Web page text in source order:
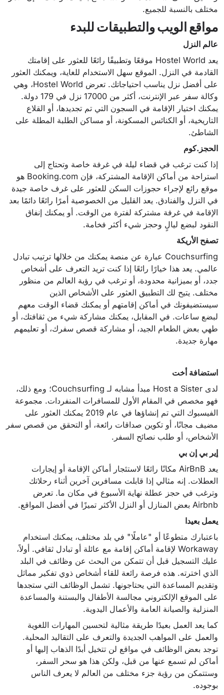
مختلف بالنسبة للجميع.
مواقع الويب والتطبيقات للبدء
عالم النزل
يعد Hostel World موقعًا وتطبيقًا رائعًا للعثور على إقامتك
القادمة في النزل. الموقع سهل الاستخدام للغاية، ويمكنك العثور
على أفضل نزل يناسب احتياجاتك. تعرض Hostel World، وهي
وكالة سفر عبر الإنترنت، أكثر من 17000 نزل في 179 دولة.
يمكنك اختيار الإقامة في السجون التي تم تجديدها، أو القلاع
التاريخية، أو الكنائس المسكونة، أو مساكن الطلبة المطلة على
الشاطئ.
الحجز.كوم
إذا كنت ترغب في قضاء ليلة في غرفة خاصة وتحتاج إلى
استراحة من أماكن الإقامة المشتركة، فإن Booking.com هو
موقع رائع لإجراء حجوزات السكن للعثور على غرف خاصة جيدة
في النزل والفنادق. يعد القليل من الخصوصية أمرًا رائعًا دائمًا بعد
الإقامة في غرفة مشتركة لفترة من الوقت. أو يمكنك إنفاق
النقود لبضع ليالٍ وحجز شيء أكثر فخامة.
تصفح الأريكة
Couchsurfing عبارة عن منصة يمكنك من خلالها ترتيب تبادل
عالمي. يعد هذا خيارًا رائعًا إذا كنت تريد التعرف على أشخاص
جدد، أو بميزانية محدودة، أو ترغب في رؤية العالم من منظور
مختلف. يتيح لك التطبيق العثور على الأشخاص الذين
سيستضيفونك في أماكن إقامتهم أو يمكنك قضاء الوقت معهم
لبضع ساعات. في المقابل، يمكنك مشاركة شيء من ثقافتك، أو
طهي بعض الطعام الجيد، أو مشاركة قصص سفرك، أو تعليمهم
مهارة جديدة.
استضافة أخت
لدى Host a Sister مبدأ مشابه لـ Couchsurfing؛ ومع ذلك،
فهو مخصص في المقام الأول للمسافرات المنفردات. مجموعة
الفيسبوك التي تم إنشاؤها في عام 2019 يمكنك العثور على
مضيف مجانًا، أو تكوين صداقات رائعة، أو التحقق من قصص سفر
الأشخاص، أو طلب نصائح السفر.
إير بي إن بي
يعد AirBnB مكانًا رائعًا لاستئجار أماكن الإقامة أو إيجارات
العطلات. إنه مثالي إذا قابلت مسافرين آخرين أثناء رحلاتك
وترغب في حجز عطلة نهاية الأسبوع في مكان ما. تعرض
Airbnb بعض المنازل أو النزل الأكثر تميزًا في أفضل المواقع.
يعمل بعيدا
باعتبارك متطوعًا أو "عاملًا" في بلد مختلف، يمكنك استخدام
Workaway لإقامة أماكن إقامة مع عائلة أو تبادل ثقافي. أولاً،
عليك التسجيل قبل أن تتمكن من البحث عن وظائف في البلد
الذي اخترته. هذه فرصة رائعة للقاء أشخاص ذوي تفكير مماثل
وتقديم المساعدة التي يحتاجونها. تشمل الوظائف التي ستجدها
على الموقع الإلكتروني مجالسة الأطفال والبستنة والمساعدة
المنزلية والصيانة العامة والأعمال اليدوية.
كما يعد العمل بعيدًا طريقة مثالية لتحسين المهارات اللغوية
والعمل على المواهب الجديدة والتعرف على التقاليد المحلية.
توجد بعض الوظائف في مواقع لن تتخيل أبدًا الذهاب إليها أو
أماكن لم تسمع عنها من قبل، ولكن هذا هو سحر السفر،
وستتمكن من رؤية جزء مختلف من العالم لا يعرف الناس
بوجوده.